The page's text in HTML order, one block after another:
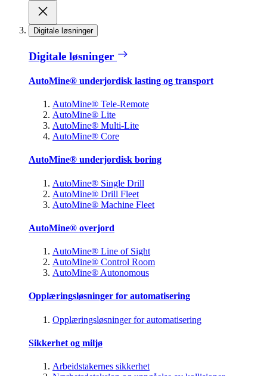
Digitale løsninger
Digitale løsninger
AutoMine® underjordisk lasting og transport
AutoMine® Tele-Remote
AutoMine® Lite
AutoMine® Multi-Lite
AutoMine® Core
AutoMine® underjordisk boring
AutoMine® Single Drill
AutoMine® Drill Fleet
AutoMine® Machine Fleet
AutoMine® overjord
AutoMine® Line of Sight
AutoMine® Control Room
AutoMine® Autonomous
Opplæringsløsninger for automatisering
Opplæringsløsninger for automatisering
Sikkerhet og miljø
Arbeidstakernes sikkerhet